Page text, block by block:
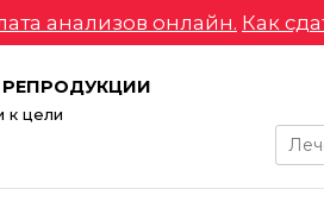
анализов онлайн. Как
к цели